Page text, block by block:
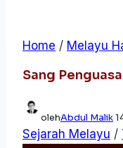
Home / Melayu
Sang Penguasa
olehAbdul Malik
Sejarah Melayu /